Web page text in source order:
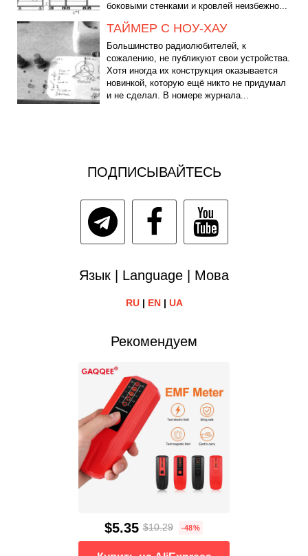
боковыми стенками и кровлей неизбежно...
ТАЙМЕР С НОУ-ХАУ
Большинство радиолюбителей, к
сожалению, не публикуют свои устройства.
Хотя иногда их конструкция оказывается
новинкой, которую ещё никто не придумал
и не сделал. В номере журнала...
ПОДПИСЫВАЙТЕСЬ
Язык | Language | Мова
RU| EN| UA
Рекомендуем
$5.35 $10.29 -48%